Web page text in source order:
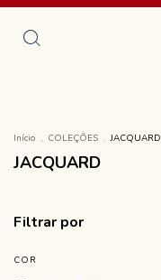
Início . COLEÇÔES . JACQUARD
JACQUARD
Filtrar por
COR